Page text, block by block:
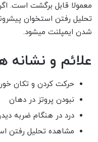
معمولا قابل برگشت است.
تحلیل رفتن استخوان
شدن ایمپلنت میشود.
علائم و
حرکت کردن و تکان
نبودن پروتز در دهان
درد در هنگام ضربه
مشاهده تحلیل رفتن